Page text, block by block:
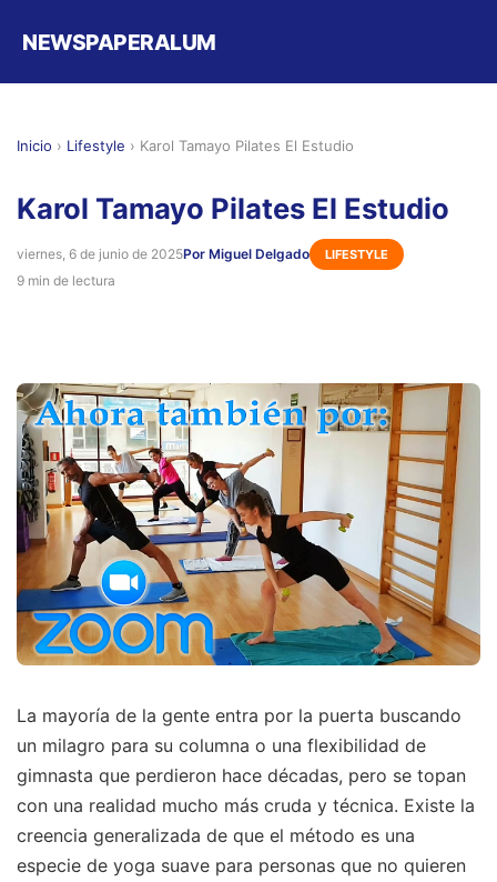
NEWSPAPERALUM
Inicio › Lifestyle › Karol Tamayo Pilates El Estudio
Karol Tamayo Pilates El Estudio
viernes, 6 de junio de 2025Por Miguel Delgado LIFESTYLE
9 min de lectura
La mayoría de la gente entra por la puerta buscando
un milagro para su columna o una flexibilidad de
gimnasta que perdieron hace décadas, pero se topan
con una realidad mucho más cruda y técnica. Existe la
creencia generalizada de que el método es una
especie de yoga suave para personas que no quieren